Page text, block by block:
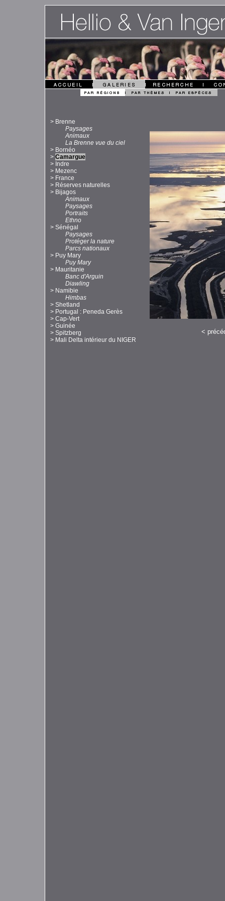
> Brenne
Paysages
Animaux
La Brenne vue du ciel
> Bornéo
> Camargue
> Indre
> Mezenc
> France
> Réserves naturelles
> Bijagos
Animaux
Paysages
Portraits
Ethno
> Sénégal
Paysages
Protéger la nature
Parcs nationaux
> Puy Mary
Puy Mary
> Mauritanie
Banc d'Arguin
Diawling
> Namibie
Himbas
> Shetland
> Portugal : Peneda Gerès
> Cap-Vert
> Guinée
> Spitzberg
> Mali Delta intérieur du NIGER
<